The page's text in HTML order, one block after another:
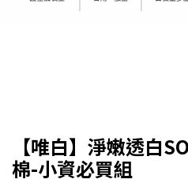
【唯白】淨嫩透白
棉-小資必買組